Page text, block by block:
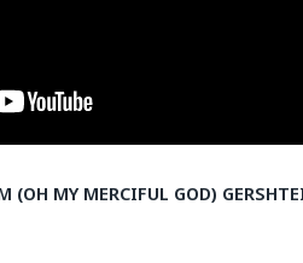
(OH MY MERCIFUL GOD)